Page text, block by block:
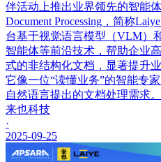
伴活动上推出业界领先的智能
Document Processing，简称
台基于视觉语言模型（VLM）
智能体等前沿技术，帮助企业
式的非结构化文档，显著提升
它像一位“读懂业务”的智能专
自然语言提出的文档处理需求。
来也科技
·
2025-09-25